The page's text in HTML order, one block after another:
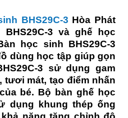
BHS29C-3 Hòa Phát
BHS29C-3 và ghế học
học sinh BHS29C-3
dùng học tập giúp gọn
3 sử dụng gam
tươi mát, tạo điểm nhấn
bé. Bộ bàn ghế học
dụng khung thép ống